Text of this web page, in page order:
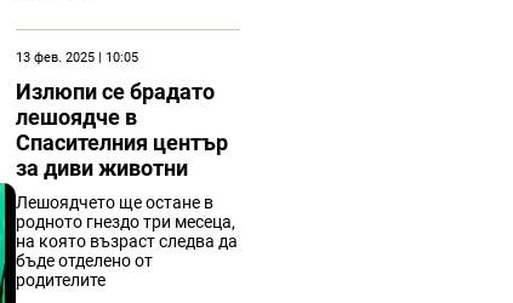
13 фев. 2025 | 10:05
Излюпи се брадато
лешоядче в
Спасителния център
за диви животни
Лешоядчето ще остане в
родното гнездо три месеца,
на която възраст следва да
бъде отделено от
родителите